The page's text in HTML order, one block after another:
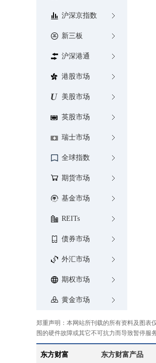
沪深京指数
新三板
沪深港通
港股市场
美股市场
英股市场
瑞士市场
全球指数
期货市场
基金市场
REITs
债券市场
外汇市场
期权市场
黄金市场
郑重声明：本网站所刊载的所有资料及图表
围的硬件故障或其它不可抗力而导致暂停服
东方财富 东方财富产品